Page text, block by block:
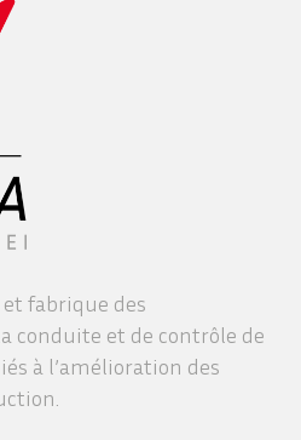
et fabrique des
conduite et de contrôle de
à l’amélioration des